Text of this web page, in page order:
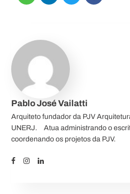
Pablo José Vailatti
Arquiteto fundador da PJV
UNERJ.⠀ Atua administrando o
coordenando os projetos da PJV.